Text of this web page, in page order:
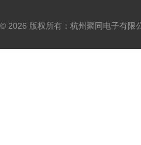
© 2026 版权所有：杭州聚同电子有限